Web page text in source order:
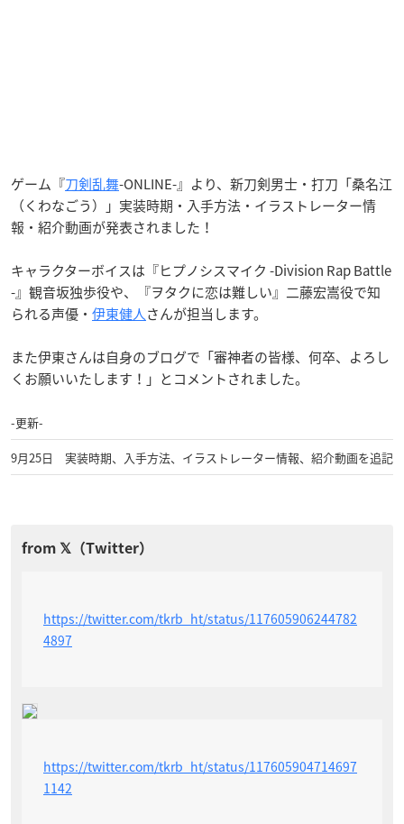
ゲーム『刀剣乱舞-ONLINE-』より、新刀剣男士・打刀「桑名江
（くわなごう）」実装時期・入手方法・イラストレーター情
報・紹介動画が発表されました！
キャラクターボイスは『ヒプノシスマイク -Division Rap Battle
-』観音坂独歩役や、『ヲタクに恋は難しい』二藤宏嵩役で知
られる声優・ 伊東健人さんが担当します。
また伊東さんは自身のブログで「審神者の皆様、何卒、よろし
くお願いいたします！」とコメントされました。
-更新-
9月25日 実装時期、入手方法、イラストレーター情報、紹介動画を追記
https://twitter.com/tkrb_ht/status/117605906244782
4897
https://twitter.com/tkrb_ht/status/117605904714697
1142